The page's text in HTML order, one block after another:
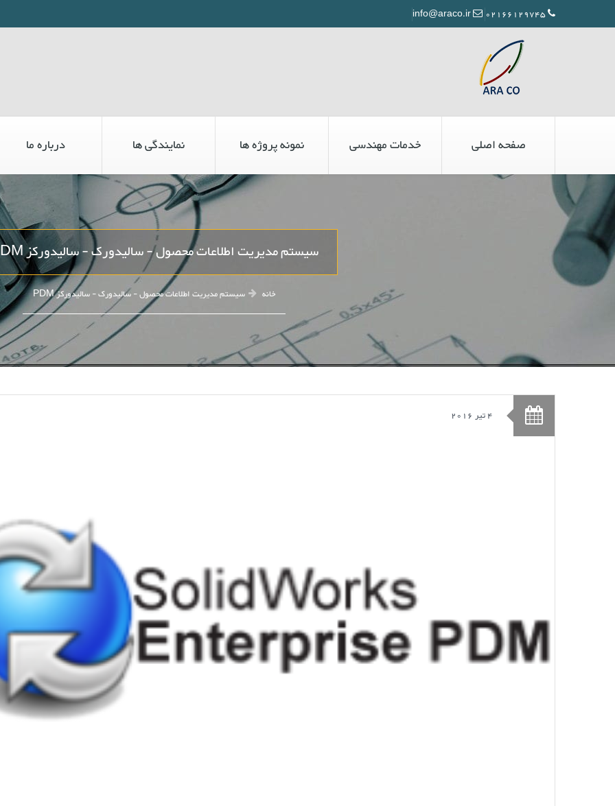
صفحه اصلی خدمات مهندسی نمونه پروژه ها نمایندگی ها درباره ما
سیستم مدیریت اطلاعات محصول - سالیدورک - سالیدورکز PDM
خانه سیستم مدیریت اطلاعات محصول - سالیدورک - سالیدورکز PDM
4 تیر 2016